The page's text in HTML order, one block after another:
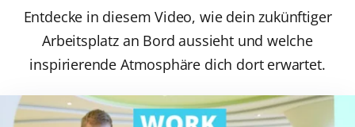
Entdecke in diesem Video, wie dein zukünftiger
Arbeitsplatz an Bord aussieht und welche
inspirierende Atmosphäre dich dort erwartet.